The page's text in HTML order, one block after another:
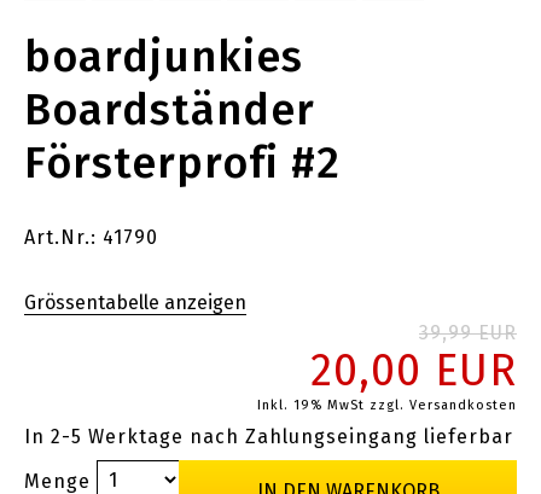
boardjunkies
Boardständer
Försterprofi #2
Art.Nr.: 41790
39,99 EUR
20,00 EUR
Inkl. 19% MwSt zzgl. Versandkosten
In 2-5 Werktage nach Zahlungseingang lieferbar
Menge